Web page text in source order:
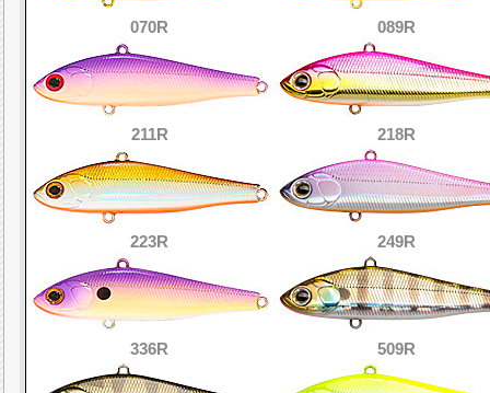
070R 089R
211R 218R
223R 249R
336R 509R